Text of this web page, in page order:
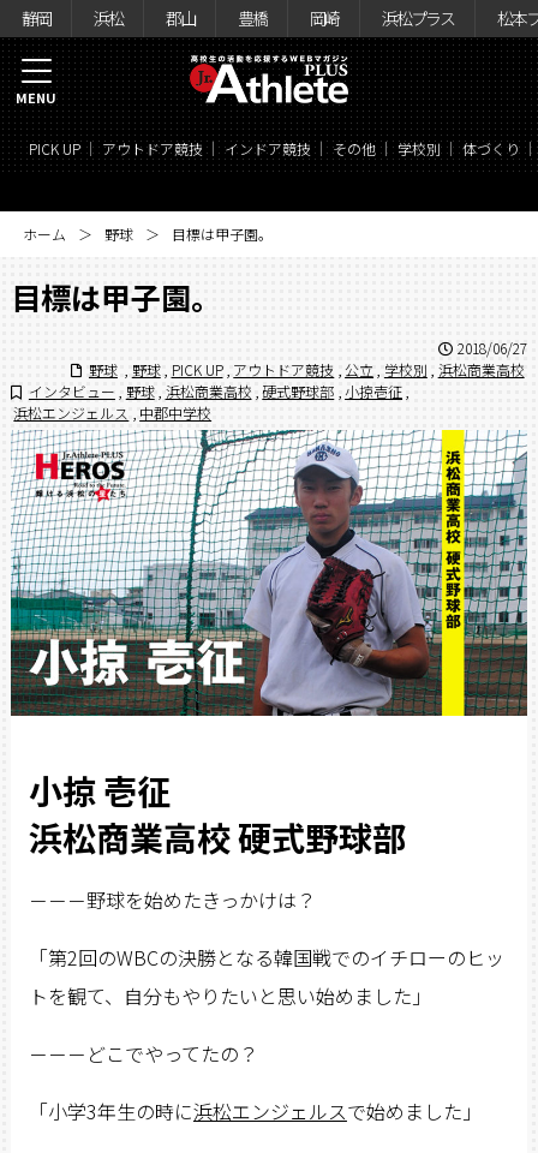
静岡 浜松 郡山 豊橋 岡崎 浜松プラス 松本
PICK UP アウトドア競技 インドア競技 その他 学校別 体づくり
MENU
ホーム 野球 目標は甲子園。
目標は甲子園。
2018/06/27
野球
野球 PICK UP アウトドア競技 ,公立 学校別 , 浜松商業高校
インタビュー
野球 浜松商業高校 硬式野球部 小掠壱征
浜松エンジェルス
中郡中学校
小掠 壱征
浜松商業高校 硬式野球部
－－－野球を始めたきっかけは？
「第2回のWBCの決勝となる韓国戦でのイチローのヒッ
トを観て、自分もやりたいと思い始めました」
－－－どこでやってたの？
「小学3年生の時に浜松エンジェルスで始めました」